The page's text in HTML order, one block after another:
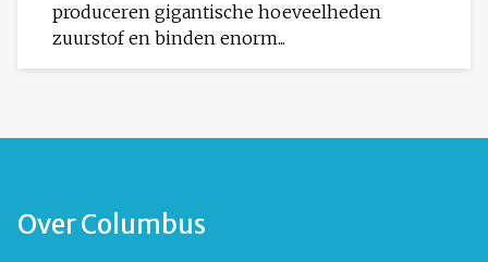
produceren gigantische hoeveelheden
zuurstof en binden enorm...
Over Columbus